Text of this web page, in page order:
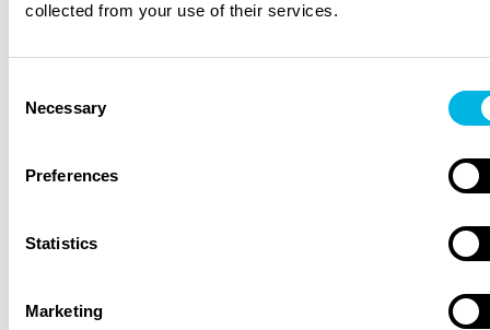
collected from your use of their services.
Selection
Necessary
Preferences
Statistics
Marketing
Antwort: Die physikalische Analyse liefert eine objektive